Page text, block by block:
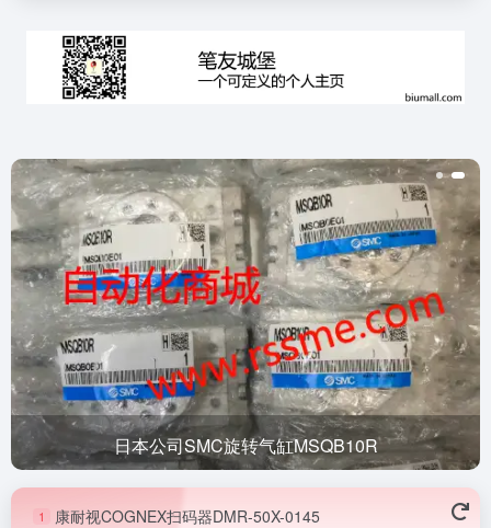
日本公司SMC旋转气缸MSQB10R
1 康耐视COGNEX扫码器DMR-50X-0145